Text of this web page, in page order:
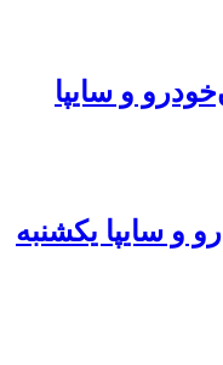
و سایپا
و سایپا یکشنبه